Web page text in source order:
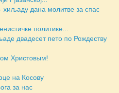
дана молитве за спас
политике...
двадесет пето по Рождеству
Христовым!
на Косову
за нас